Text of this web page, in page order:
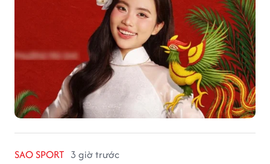
SAO SPORT 3 giờ trước